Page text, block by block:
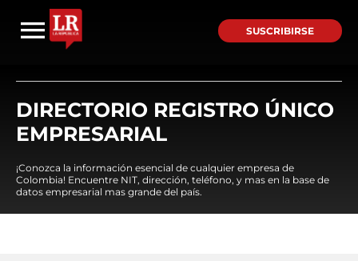
SUSCRIBIRSE
DIRECTORIO REGISTRO ÚNICO
EMPRESARIAL
¡Conozca la información esencial de cualquier empresa de
Colombia! Encuentre NIT, dirección, teléfono, y mas en la base de
datos empresarial mas grande del país.